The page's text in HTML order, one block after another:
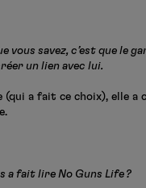
vous savez, c’est que le
un lien avec lui.
a fait ce choix), elle a
a fait lire No Guns Life ?